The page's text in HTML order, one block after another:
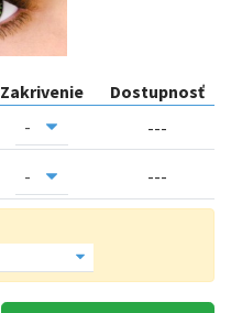
Zakrivenie
Dostupnosť
---
---